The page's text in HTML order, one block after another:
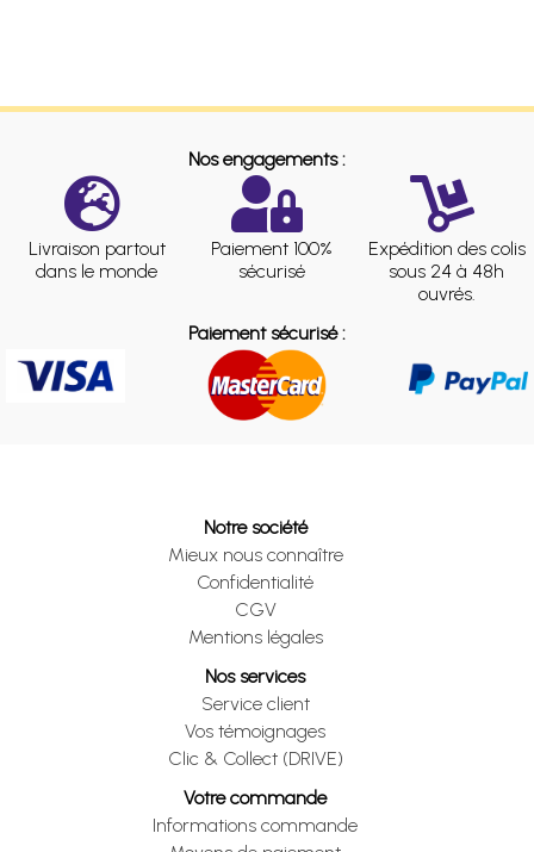
Nos engagements :
Livraison partout
dans le monde
Paiement 100%
sécurisé
Expédition des colis
sous 24 à 48h
ouvrés.
Paiement sécurisé :
Notre société
Mieux nous connaître
Confidentialité
CGV
Mentions légales
Nos services
Service client
Vos témoignages
Clic & Collect (DRIVE)
Votre commande
Informations commande